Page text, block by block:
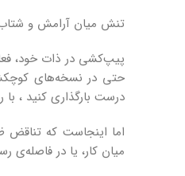
تنش میان آرامش و
پیپ‌کشی در ذات خود،
حتی در نسخه‌های
درست بارگذاری کنید ،
اما اینجاست که
میان کار، یا در فاصله‌ی